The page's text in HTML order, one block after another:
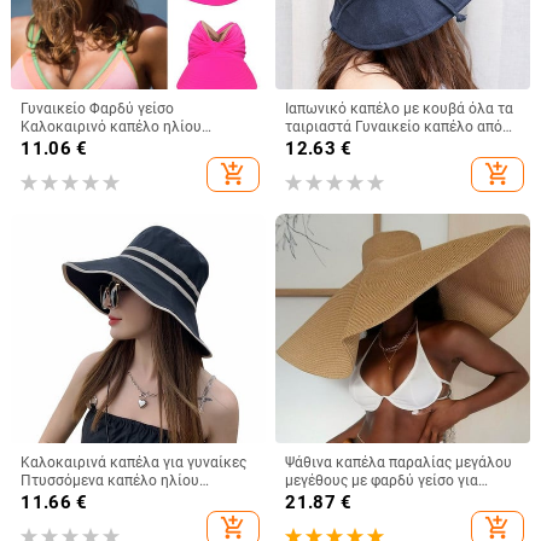
Γυναικείο Φαρδύ γείσο
Καλοκαιρινό καπέλο ηλίου
εξωτερικού χώρου Ανοιχτό
καπέλο γυναικείο αντηλιακό
καπέλο καπέλο παραλία Ταξίδι
11.06 €
add_shopping_cart
Ιαπωνικό καπέλο με κουβά όλα τα
ταιριαστά Γυναικείο καπέλο από
βαμβακερό καπέλο με φιόγκο με
πτυσσόμενο καπέλο κατά της
12.63 €
add_shopping_cart
Καλοκαιρινά καπέλα για γυναίκες
Πτυσσόμενα καπέλο ηλίου
παραλίας Μεγάλο γείσο
Γυναικεία αντι-UV καπέλα
11.66 €
add_shopping_cart
Ψάθινα καπέλα παραλίας μεγάλου
μεγέθους με φαρδύ γείσο για
γυναίκες Με μεγάλη προστασία
από την υπεριώδη ακτινοβολία,
πτυσσόμενο καλοκαιρινό καπέλο
21.87 €
add_shopping_cart